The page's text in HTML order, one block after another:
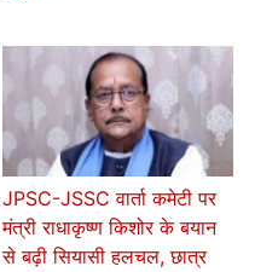
JPSC-JSSC वार्ता कमेटी पर
मंत्री राधाकृष्ण किशोर के बयान
से बढ़ी सियासी हलचल, छात्र